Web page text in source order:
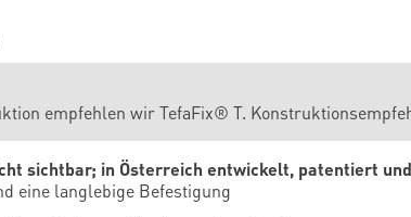
empfehlen wir TefaFix® T.
sichtbar; in Österreich entwickelt, patentiert
eine langlebige Befestigung